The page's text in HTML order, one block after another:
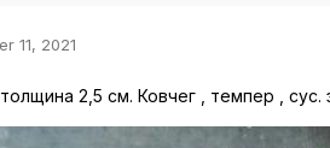
11, 2021
2,5 см. Ковчег , темпер , сус.